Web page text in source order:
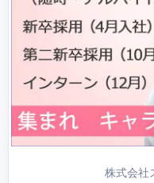
株式会社